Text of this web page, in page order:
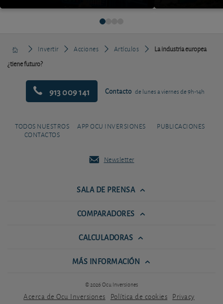
Invertir Acciones Artículos
La industria europea
¿tiene futuro?
913 009 141 Contacto de lunes a viernes de 9h-14h
TODOS NUESTROS
CONTACTOS
APP OCU INVERSIONES PUBLICACIONES
Newsletter
SALA DE PRENSA
COMPARADORES
CALCULADORAS
MÁS INFORMACIÓN
© 2026 Ocu Inversiones
Acerca de Ocu Inversiones Política de cookies Privacy